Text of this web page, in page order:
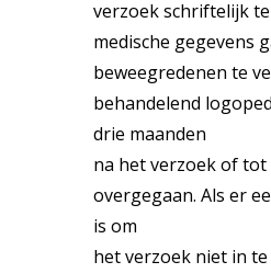
verzoek schriftelijk
medische gegevens
beweegredenen te
behandelend
drie maanden
na het verzoek of
overgegaan. Als er
is om
het verzoek niet in